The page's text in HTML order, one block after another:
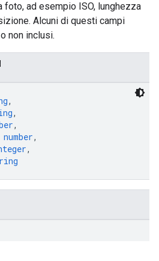
ad esempio ISO, lunghezza
Alcuni di questi campi
non inclusi.
,
,
,
number,
,